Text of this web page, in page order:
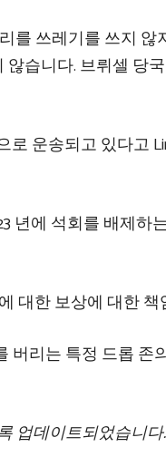
를 쓰레기를 쓰지 않
습니다. 브뤼셀 당
운송되고 있다고
년에 석회를 배제하
대한 보상에 대한
리는 특정 드롭 존
업데이트되었습니다.